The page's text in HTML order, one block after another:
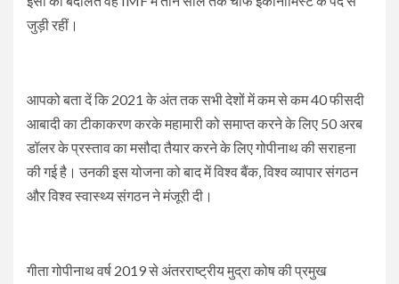
जुड़ी रहीं।
आपको बता दें कि 2021 के अंत तक सभी देशों में कम से कम 40 फीसदी
आबादी का टीकाकरण करके महामारी को समाप्त करने के लिए 50 अरब
डॉलर के प्रस्ताव का मसौदा तैयार करने के लिए गोपीनाथ की सराहना
की गई है। उनकी इस योजना को बाद में विश्व बैंक, विश्व व्यापार संगठन
और विश्व स्वास्थ्य संगठन ने मंजूरी दी।
गीता गोपीनाथ वर्ष 2019 से अंतरराष्ट्रीय मुद्रा कोष की प्रमुख